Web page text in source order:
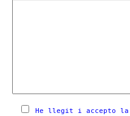
He llegit i accepto la